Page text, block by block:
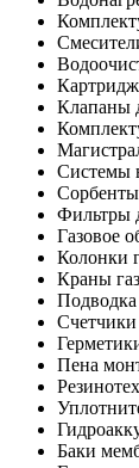
Клапаны
Системы
Фильтры
Газовое
Колонки
Краны
Подводка
Счетчики
Пена
Баки